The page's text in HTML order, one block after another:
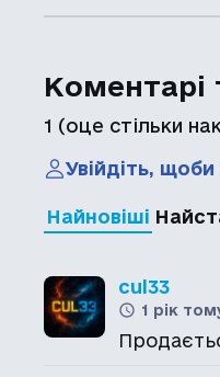
Коментарі
1 (оце стільки
Увійдіть,
Найновіші
cul33
1 рік